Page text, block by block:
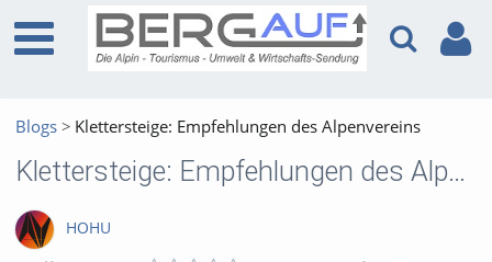
Blogs Klettersteige: Empfehlungen des Alpenvereins
Klettersteige: Empfehlungen des Alpenvereins
HOHU